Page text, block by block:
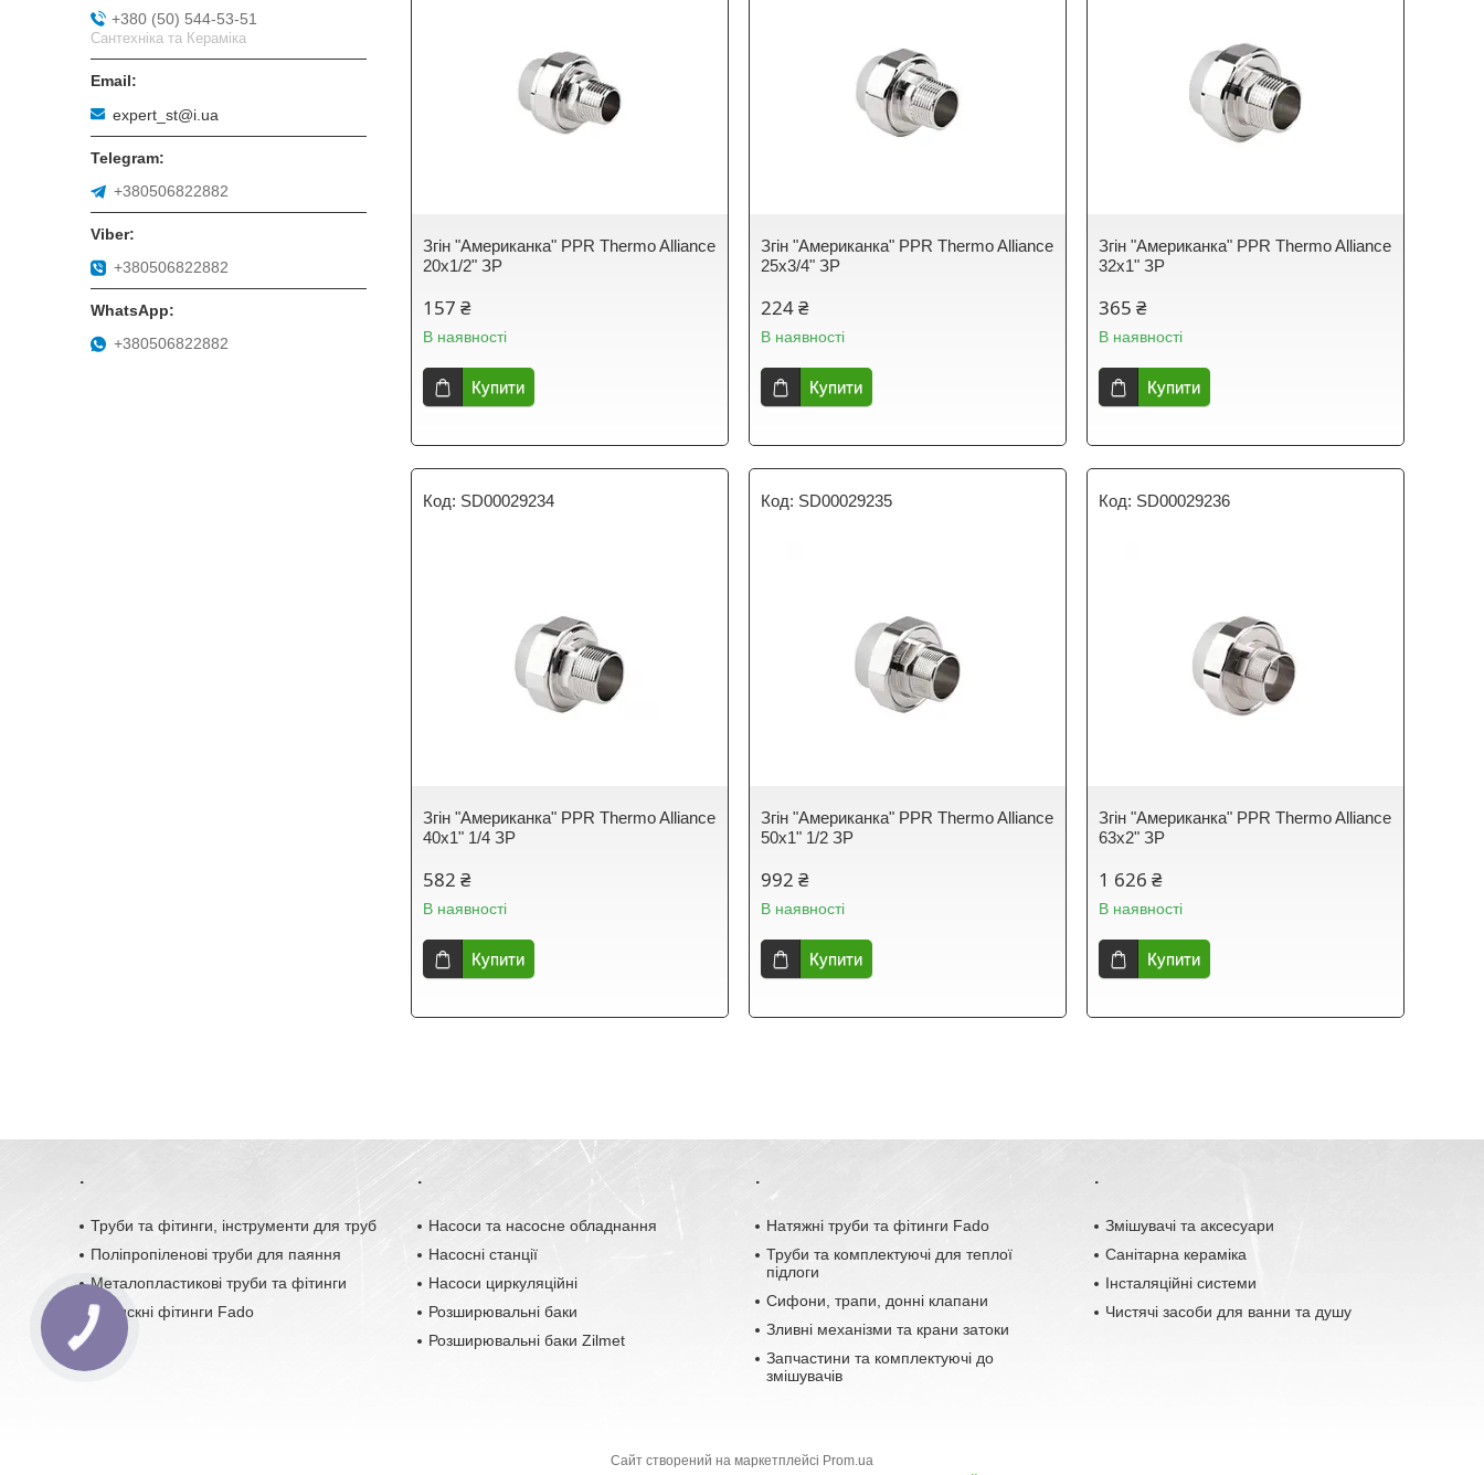
Згін "Американка" PPR Thermo Alliance
20х1/2" ЗР
157 ₴
В наявності
Купити
Згін "Американка" PPR Thermo Alliance
25х3/4" ЗР
224 ₴
В наявності
Купити
Згін "Американка" PPR Thermo Alliance
32х1" ЗР
365 ₴
В наявності
Купити
SD00029234
Згін "Американка" PPR Thermo Alliance
40х1" 1/4 ЗР
582 ₴
В наявності
Купити
SD00029235
Згін "Американка" PPR Thermo Alliance
50х1" 1/2 ЗР
992 ₴
В наявності
Купити
SD00029236
Згін "Американка" PPR Thermo Alliance
63х2" ЗР
1 626 ₴
В наявності
Купити
+380 (50) 544-53-51
Сантехніка та Кераміка
expert_st@i.ua
+380506822882
+380506822882
+380506822882
.
Труби та фітинги, інструменти для труб
Поліпропіленові труби для паяння
Металопластикові труби та фітинги
Обтискні фітинги Fado
.
Насоси та насосне обладнання
Насосні станції
Насоси циркуляційні
Розширювальні баки
Розширювальні баки Zilmet
.
Натяжні труби та фітинги Fado
Труби та комплектуючі для теплої
підлоги
Сифони, трапи, донні клапани
Зливні механізми та крани затоки
Запчастини та комплектуючі до
змішувачів
.
Змішувачі та аксесуари
Санітарна кераміка
Інсталяційні системи
Чистячі засоби для ванни та душу
Сайт створений на маркетплейсі Prom.ua